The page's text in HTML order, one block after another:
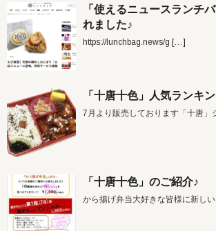
「使えるニュースランチ
れました♪
https://lunchbag.news/g […]
「十唐十色」人気ランキ
7月より販売しております「十唐」
「十唐十色」のご紹介♪
から揚げ弁当大好きな皆様に新し